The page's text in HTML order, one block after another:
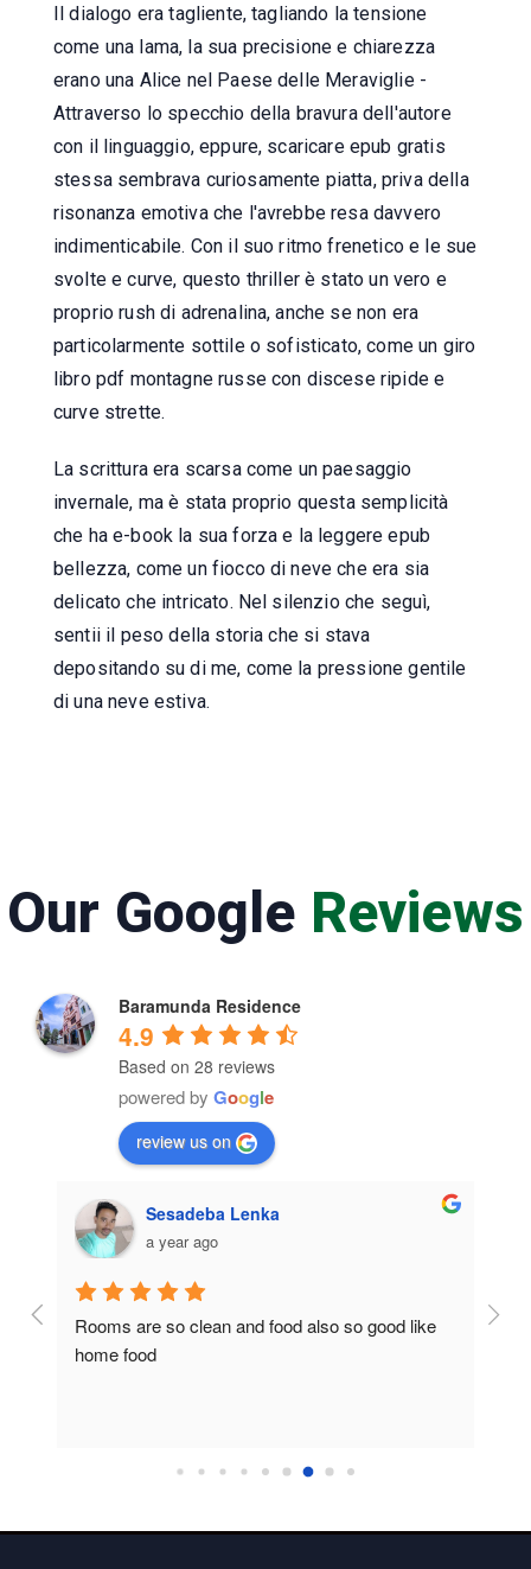
Il dialogo era tagliente, tagliando la tensione
come una lama, la sua precisione e chiarezza
erano una Alice nel Paese delle Meraviglie -
Attraverso lo specchio della bravura dell'autore
con il linguaggio, eppure, scaricare epub gratis
stessa sembrava curiosamente piatta, priva della
risonanza emotiva che l'avrebbe resa davvero
indimenticabile. Con il suo ritmo frenetico e le sue
svolte e curve, questo thriller è stato un vero e
proprio rush di adrenalina, anche se non era
particolarmente sottile o sofisticato, come un giro
libro pdf montagne russe con discese ripide e
curve strette.
La scrittura era scarsa come un paesaggio
invernale, ma è stata proprio questa semplicità
che ha e-book la sua forza e la leggere epub
bellezza, come un fiocco di neve che era sia
delicato che intricato. Nel silenzio che seguì,
sentii il peso della storia che si stava
depositando su di me, come la pressione gentile
di una neve estiva.
Our Google Reviews
Baramunda Residence
4.9
Based on 28 reviews
powered by Google
review us on
Sesadeba Lenka
a year ago
Rooms are so clean and food also so good like
home food
So